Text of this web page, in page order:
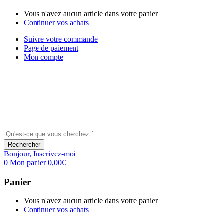
Vous n'avez aucun article dans votre panier
Continuer vos achats
Suivre votre commande
Page de paiement
Mon compte
Rechercher
Bonjour, Inscrivez-moi
0 Mon panier0,00€
Panier
Vous n'avez aucun article dans votre panier
Continuer vos achats